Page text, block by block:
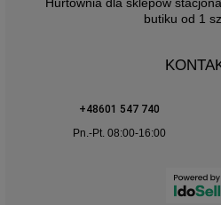
butiku od 1
+48601 547 740
Pn.-Pt. 08:00-16:00